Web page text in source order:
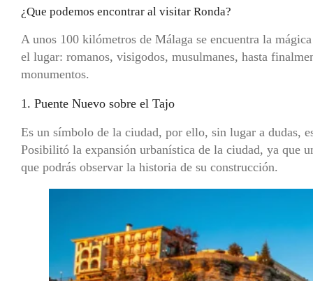
¿Que podemos encontrar al visitar Ronda?
A unos 100 kilómetros de Málaga se encuentra la
el lugar: romanos, visigodos, musulmanes, hasta
monumentos.
1. Puente Nuevo sobre el Tajo
Es un símbolo de la ciudad, por ello, sin lugar a dudas,
Posibilitó la expansión urbanística de la ciudad, ya que
que podrás observar la historia de su construcción.